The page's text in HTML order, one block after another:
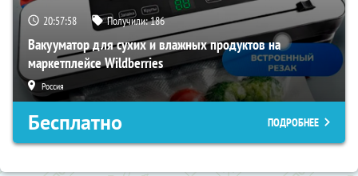
20:57:57 Получили:186
Вакууматор для сухих и влажных продуктов на
маркетплейсе Wildberries
Россия
Бесплатно ПОДРОБНЕЕ